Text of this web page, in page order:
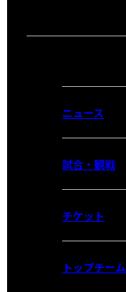
ニュース
試合・観戦
チケット
トップチーム